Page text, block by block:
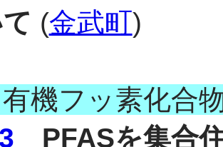
(金武町)
有機フッ素化合
PFASを集合